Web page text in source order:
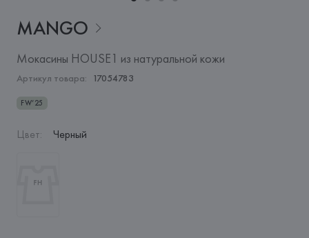
MANGO
Мокасины HOUSE1 из натуральной кожи
Артикул товара: 17054783
FW’25
Цвет: Черный